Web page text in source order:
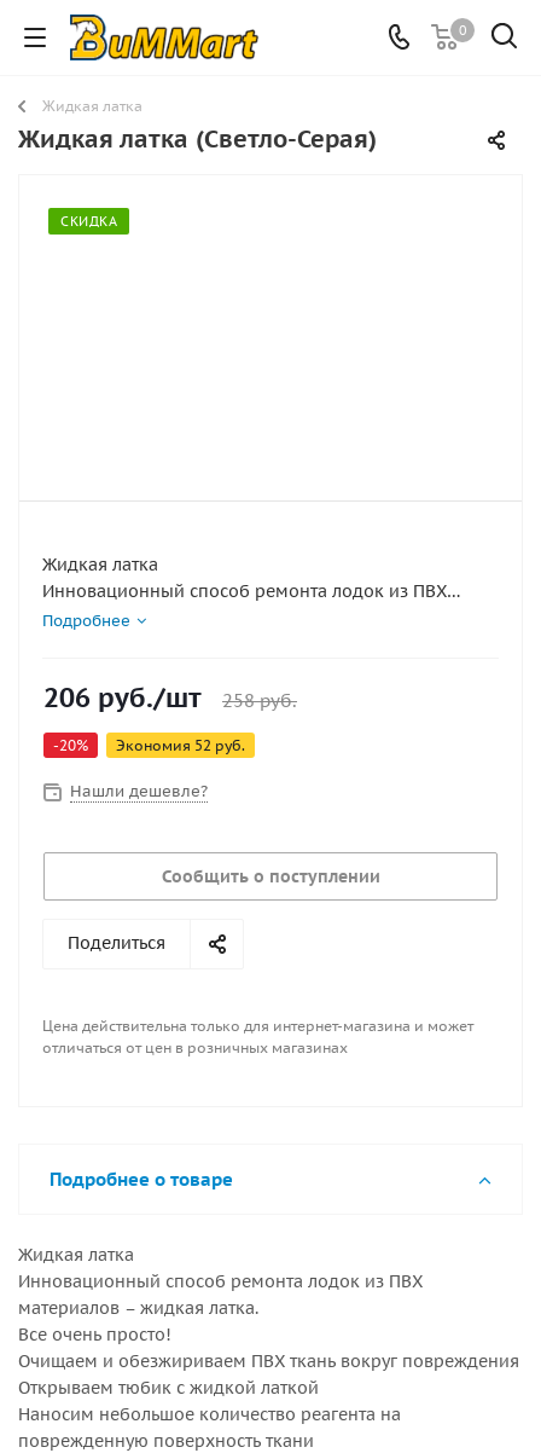
0
Жидкая латка
Жидкая латка (Светло-Серая)
СКИДКА
Жидкая латка
Инновационный способ ремонта лодок из ПВХ
материалов – жидкая латка.
повреждения
Наносим небольшое количество реагента на
Через 8 часов накачиваем лодку и все!
Подробнее
206 руб./шт 258руб.
-20% Экономия 52 руб.
Нашли дешевле?
Сообщить о поступлении
Поделиться
Цена действительна только для интернет-магазина и может
отличаться от цен в розничных магазинах
Подробнее о товаре
Жидкая латка
Инновационный способ ремонта лодок из ПВХ
материалов – жидкая латка.
Все очень просто!
Очищаем и обезжириваем ПВХ ткань вокруг повреждения
Открываем тюбик с жидкой латкой
Наносим небольшое количество реагента на
поврежденную поверхность ткани